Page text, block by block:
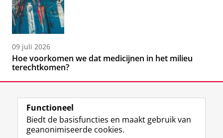
09 juli 2026
Hoe voorkomen we dat medicijnen in het milieu
terechtkomen?
Functioneel
Biedt de basisfuncties en maakt gebruik van
geanonimiseerde cookies.